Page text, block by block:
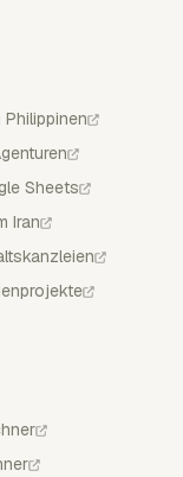
Sheets
Iran